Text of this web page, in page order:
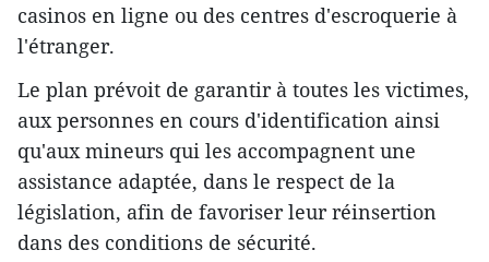
casinos en ligne ou des centres d'escroquerie à
l'étranger.
Le plan prévoit de garantir à toutes les victimes,
aux personnes en cours d'identification ainsi
qu'aux mineurs qui les accompagnent une
assistance adaptée, dans le respect de la
législation, afin de favoriser leur réinsertion
dans des conditions de sécurité.